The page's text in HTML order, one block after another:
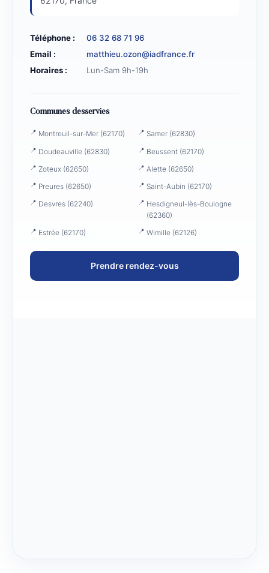
Téléphone :
06 32 68 71 96
Email :
matthieu.ozon@iadfrance.fr
Horaires :
Lun-Sam 9h-19h
Communes desservies
Montreuil-sur-Mer (62170)
Samer (62830)
Doudeauville (62830)
Beussent (62170)
Zoteux (62650)
Alette (62650)
Preures (62650)
Saint-Aubin (62170)
Desvres (62240)
Hesdigneul-lès-Boulogne
(62360)
Estrée (62170)
Wimille (62126)
Prendre rendez-vous